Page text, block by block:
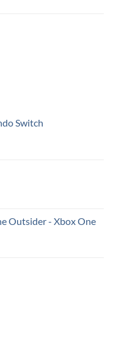
Switch
Outsider - Xbox One